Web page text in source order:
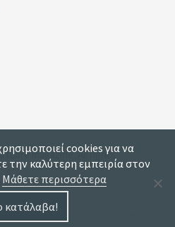
magazine. All rights
cookies για να
την καλύτερη εμπειρία στον
Μάθετε περισσότερα
κατάλαβα!